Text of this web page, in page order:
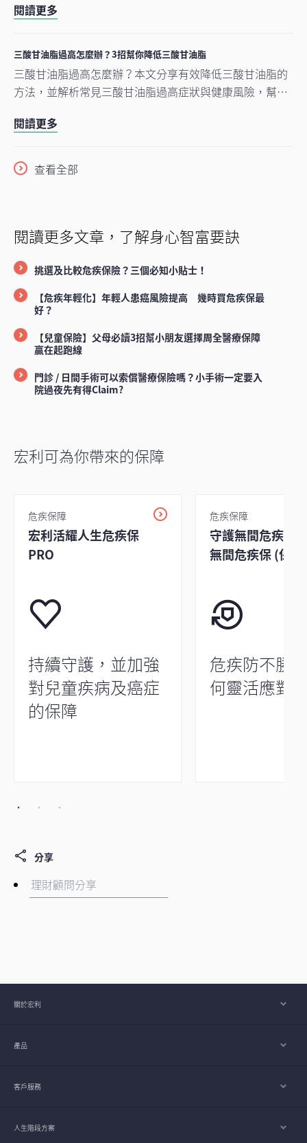
閱讀更多
三酸甘油脂過高怎麼辦？3招幫你降低三酸甘油脂
三酸甘油脂過高怎麼辦？本文分享有效降低三酸甘油脂的
方法，並解析常見三酸甘油脂過高症狀與健康風險，幫助
閱讀更多
查看全部
閱讀更多文章，了解身心智富要訣
挑選及比較危疾保險？三個必知小貼士！
【危疾年輕化】年輕人患癌風險提高 幾時買危疾保最
好？
【兒童保險】父母必讀3招幫小朋友選擇周全醫療保障
贏在起跑線
門診 / 日間手術可以索償醫療保險嗎？小手術一定要入
院過夜先有得Claim?
宏利可為你帶來的保障
危疾保障
宏利活耀人生危疾保
PRO
持續守護，並加強
對兒童疾病及癌症
的保障
危疾保障
守護無間危疾保 /
無間危疾保 (保
危疾防不勝
何靈活應對
分享
關於宏利
產品
客戶服務
人生階段方案